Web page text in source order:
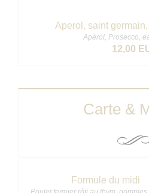
Aperol, saint
Apérol, Prosecco,
12,00
Carte &
Formule du midi